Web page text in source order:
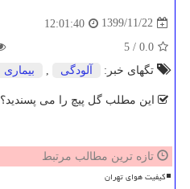
1399/11/22
12:01:40
0.0
/
5
تگهای خبر:
آلودگی , بیماری
این مطلب گل پیچ را می پسندید؟
تازه ترین مطالب مرتبط
کیفیت هوای تهران